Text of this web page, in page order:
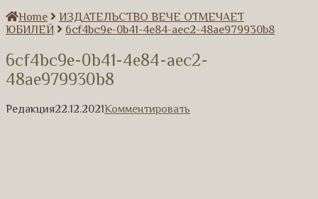
Home
ИЗДАТЕЛЬСТВО ВЕЧЕ ОТМЕЧАЕТ
ЮБИЛЕЙ
6cf4bc9e-0b41-4e84-aec2-48ae979930b8
6cf4bc9e-0b41-4e84-aec2-
48ae979930b8
Редакция22.12.2021Комментировать